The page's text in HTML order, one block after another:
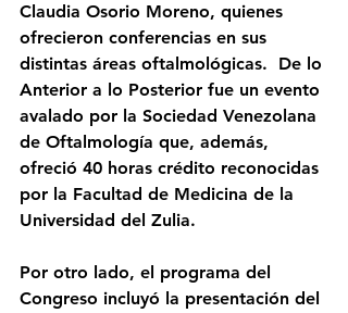
Claudia Osorio Moreno, quienes
ofrecieron conferencias en sus
distintas áreas oftalmológicas.  De lo
Anterior a lo Posterior fue un evento
avalado por la Sociedad Venezolana
de Oftalmología que, además,
ofreció 40 horas crédito reconocidas
por la Facultad de Medicina de la
Universidad del Zulia.
Por otro lado, el programa del
Congreso incluyó la presentación del